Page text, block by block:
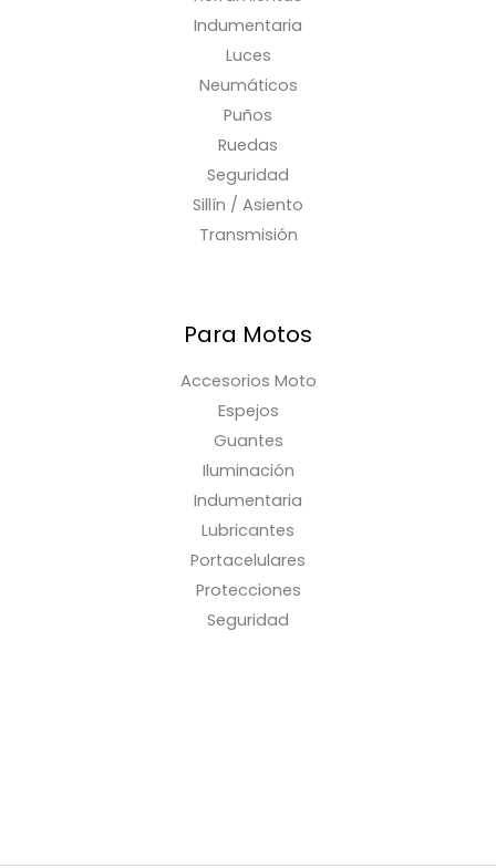
Indumentaria
Luces
Neumáticos
Puños
Ruedas
Seguridad
Sillín / Asiento
Transmisión
Para Motos
Accesorios Moto
Espejos
Guantes
Iluminación
Indumentaria
Lubricantes
Portacelulares
Protecciones
Seguridad